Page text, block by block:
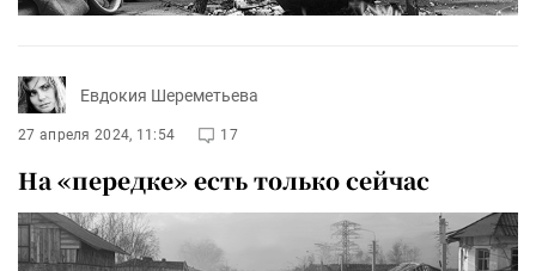
Евдокия Шереметьева
27 апреля 2024, 11:54 17
На «передке» есть только сейчас